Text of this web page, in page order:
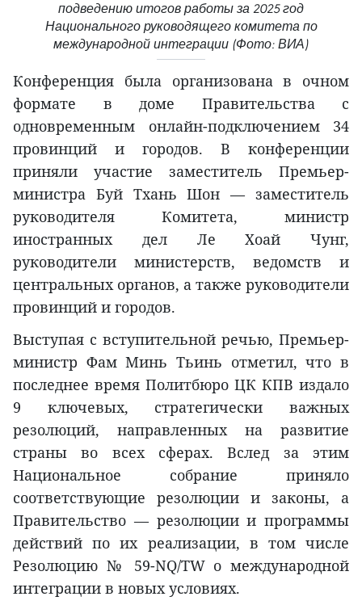
подведению итогов работы за 2025 год
Национального руководящего комитета по
международной интеграции (Фото: ВИА)
Конференция была организована в очном
формате в доме Правительства с
одновременным онлайн-подключением 34
провинций и городов. В конференции
приняли участие заместитель Премьер-
министра Буй Тхань Шон — заместитель
руководителя Комитета, министр
иностранных дел Ле Хоай Чунг,
руководители министерств, ведомств и
центральных органов, а также руководители
провинций и городов.
Выступая с вступительной речью, Премьер-
министр Фам Минь Тьинь отметил, что в
последнее время Политбюро ЦК КПВ издало
9 ключевых, стратегически важных
резолюций, направленных на развитие
страны во всех сферах. Вслед за этим
Национальное собрание приняло
соответствующие резолюции и законы, а
Правительство — резолюции и программы
действий по их реализации, в том числе
Резолюцию № 59-NQ/TW о международной
интеграции в новых условиях.